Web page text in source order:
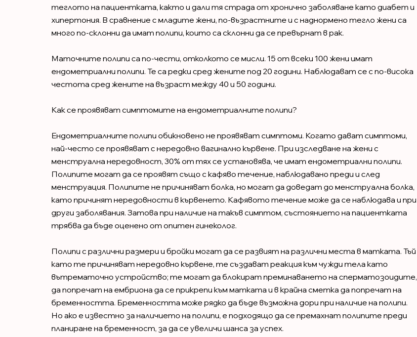
теглото на пациентката, както и дали тя страда от хронично заболяване като диабет и
хипертония. В сравнение с младите жени, по-възрастните и с наднормено тегло жени са
много по-склонни да имат полипи, които са склонни да се превърнат в рак.
Маточните полипи са по-чести, отколкото се мисли. 15 от всеки 100 жени имат
ендометриални полипи. Те са редки сред жените под 20 години. Наблюдават се с по-висока
честота сред жените на възраст между 40 и 50 години.
Как се проявяват симптомите на ендометриалните полипи?
Ендометриалните полипи обикновено не проявяват симптоми. Когато дават симптоми,
най-често се проявяват с нередовно вагинално кървене. При изследване на жени с
менструална нередовност, 30% от тях се установява, че имат ендометриални полипи.
Полипите могат да се проявят също с кафяво течение, наблюдавано преди и след
менструация. Полипите не причиняват болка, но могат да доведат до менструална болка,
като причинят нередовности в кървенето. Кафявото течение може да се наблюдава и при
други заболявания. Затова при наличие на такъв симптом, състоянието на пациентката
трябва да бъде оценено от опитен гинеколог.
Полипи с различни размери и бройки могат да се развият на различни места в матката. Тъй
като те причиняват нередовно кървене, те създават реакция към чужди тела като
вътрематочно устройство; те могат да блокират преминаването на сперматозоидите,
да попречат на ембриона да се прикрепи към матката и в крайна сметка да попречат на
бременността. Бременността може рядко да бъде възможна дори при наличие на полипи.
Но ако е известно за наличието на полипи, е подходящо да се премахнат полипите преди
планиране на бременност, за да се увеличи шанса за успех.